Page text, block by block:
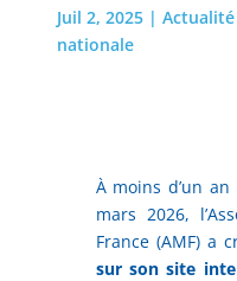
Juil 2, 2025|
nationale
À moins d’un
mars 2026,
France (AMF) a
sur son site